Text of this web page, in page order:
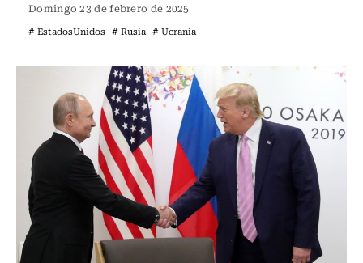
Domingo 23 de febrero de 2025
# EstadosUnidos # Rusia # Ucrania